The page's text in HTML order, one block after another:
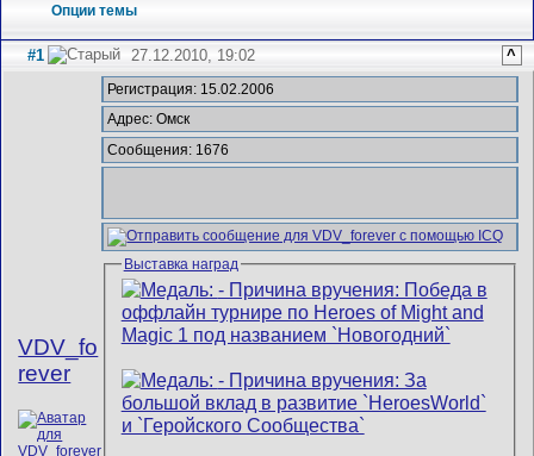
Опции темы
#1 27.12.2010, 19:02 ^
VDV_fo
rever
Регистрация: 15.02.2006
Адрес: Омск
Сообщения: 1676
Выставка наград